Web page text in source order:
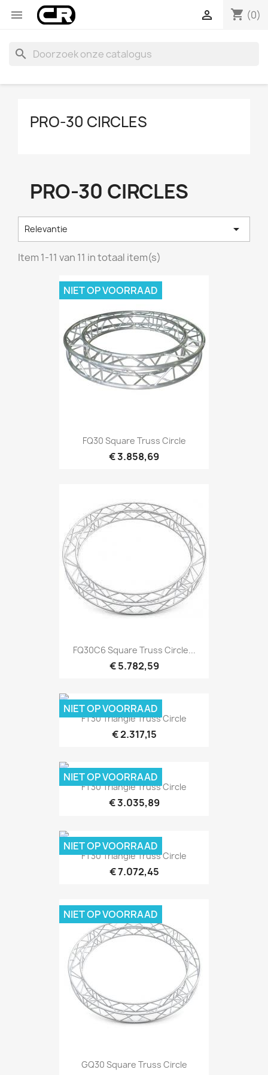
 shopping_cart (0)

search
PRO-30 CIRCLES
PRO-30 CIRCLES
Relevantie 
Item 1-11 van 11 in totaal item(s)
Snel bekijken
FQ30 Square Truss Circle
€ 3.858,69
NIET OP VOORRAAD
Snel bekijken
FQ30C6 Square Truss Circle...
€ 5.782,59
Snel bekijken
FT30 Triangle Truss Circle
€ 2.317,15
NIET OP VOORRAAD
Snel bekijken
FT30 Triangle Truss Circle
€ 3.035,89
NIET OP VOORRAAD
Snel bekijken
FT30 Triangle Truss Circle
€ 7.072,45
NIET OP VOORRAAD
Snel bekijken
GQ30 Square Truss Circle
NIET OP VOORRAAD